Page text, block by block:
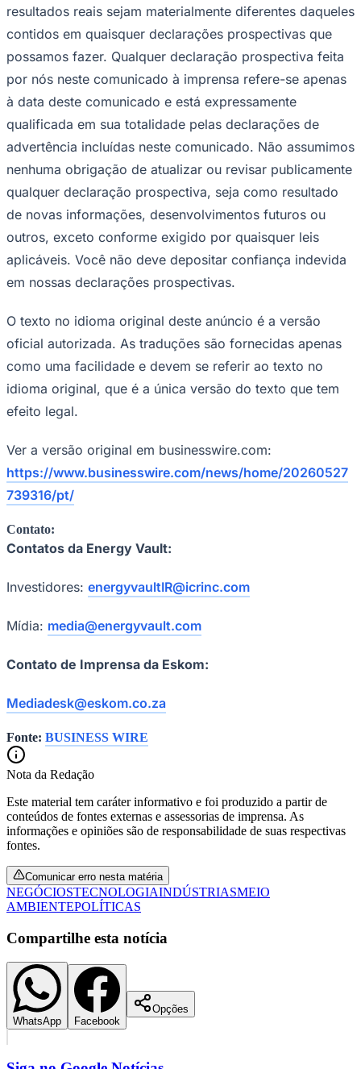
Bahia
resultados reais sejam materialmente diferentes daqueles
contidos em quaisquer declarações prospectivas que
possamos fazer. Qualquer declaração prospectiva feita
por nós neste comunicado à imprensa refere-se apenas
à data deste comunicado e está expressamente
qualificada em sua totalidade pelas declarações de
advertência incluídas neste comunicado. Não assumimos
nenhuma obrigação de atualizar ou revisar publicamente
qualquer declaração prospectiva, seja como resultado
de novas informações, desenvolvimentos futuros ou
outros, exceto conforme exigido por quaisquer leis
aplicáveis. Você não deve depositar confiança indevida
em nossas declarações prospectivas.
O texto no idioma original deste anúncio é a versão
oficial autorizada. As traduções são fornecidas apenas
como uma facilidade e devem se referir ao texto no
idioma original, que é a única versão do texto que tem
efeito legal.
Ver a versão original em businesswire.com:
https://www.businesswire.com/news/home/20260527
739316/pt/
Contato:
Contatos da Energy Vault:
Investidores: energyvaultIR@icrinc.com
Mídia: media@energyvault.com
Contato de Imprensa da Eskom:
Mediadesk@eskom.co.za
Fonte: BUSINESS WIRE
Nota da Redação
Este material tem caráter informativo e foi produzido a partir de
conteúdos de fontes externas e assessorias de imprensa. As
informações e opiniões são de responsabilidade de suas respectivas
fontes.
Comunicar erro nesta matéria
NEGÓCIOSTECNOLOGIAINDÚSTRIASMEIO
AMBIENTEPOLÍTICAS
Compartilhe esta notícia
WhatsApp Facebook
Opções